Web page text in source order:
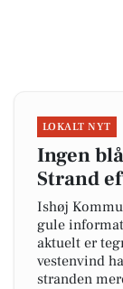
LOKALT NYT
Ingen
Strand
Ishøj
gule
aktuelt er
vestenvind
stranden